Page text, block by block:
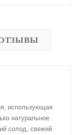
использующая
натуральное
солод, свежий